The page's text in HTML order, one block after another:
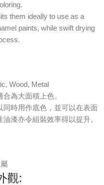
them ideally to use as a
paints, while swift drying
Wood, Metal
為大面積上色。
時用作底色，並可以在表面
漆亦令組裝效率得以提升。
觀: